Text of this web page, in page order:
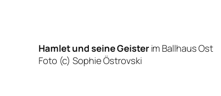
Hamlet und seine Geisterim Ballhaus Ost
Foto (c) Sophie Östrovski